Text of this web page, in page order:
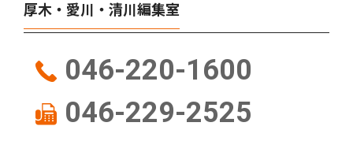
厚木・愛川・清川編集室
046-220-1600
046-229-2525